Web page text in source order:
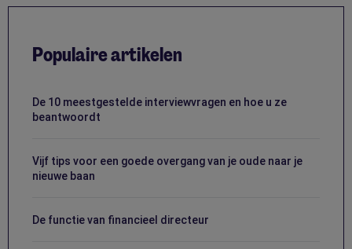
Populaire artikelen
De 10 meestgestelde interviewvragen en hoe u ze
beantwoordt
Vijf tips voor een goede overgang van je oude naar je
nieuwe baan
De functie van financieel directeur